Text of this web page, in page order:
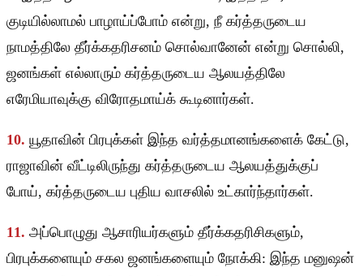
குடியில்லாமல் பாழாய்ப்போம் என்று, நீ கர்த்தருடைய
நாமத்திலே தீர்க்கதரிசனம் சொல்வானேன் என்று சொல்லி,
ஜனங்கள் எல்லாரும் கர்த்தருடைய ஆலயத்திலே
எரேமியாவுக்கு விரோதமாய்க் கூடினார்கள்.
10. யூதாவின் பிரபுக்கள் இந்த வர்த்தமானங்களைக் கேட்டு,
ராஜாவின் வீட்டிலிருந்து கர்த்தருடைய ஆலயத்துக்குப்
போய், கர்த்தருடைய புதிய வாசலில் உட்கார்ந்தார்கள்.
11. அப்பொழுது ஆசாரியர்களும் தீர்க்கதரிசிகளும்,
பிரபுக்களையும் சகல ஜனங்களையும் நோக்கி: இந்த மனுஷன்